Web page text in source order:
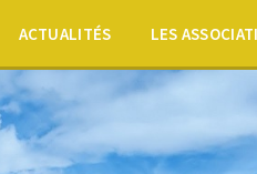
ACTUALITÉS LES